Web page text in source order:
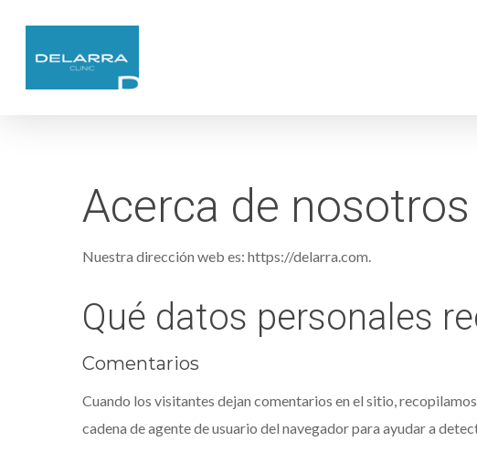
Acerca de nosotros
Nuestra dirección web es: https://delarra.com.
Qué datos personales
Comentarios
Cuando los visitantes dejan comentarios en el sitio,
cadena de agente de usuario del navegador para ayudar a